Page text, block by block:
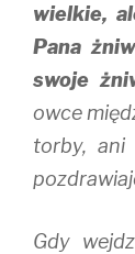
wielkie,
Pana
swoje
owce
torby, ani
Gdy